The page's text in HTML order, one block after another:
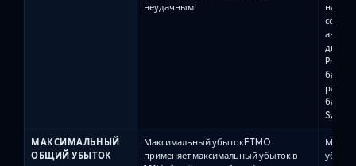
неудачным.
Pro
Swing:
МАКСИМАЛЬНЫЙ
ОБЩИЙ УБЫТОК
Максимальный убытокFTMO
применяет максимальный убыток в